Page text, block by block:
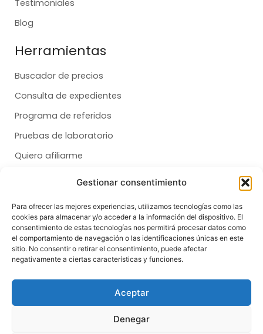
Gestionar consentimiento
Para ofrecer las mejores experiencias, utilizamos tecnologías como las
cookies para almacenar y/o acceder a la información del dispositivo. El
consentimiento de estas tecnologías nos permitirá procesar datos como
el comportamiento de navegación o las identificaciones únicas en este
sitio. No consentir o retirar el consentimiento, puede afectar
negativamente a ciertas características y funciones.
Aceptar
Denegar
Testimoniales
Blog
Herramientas
Buscador de precios
Consulta de expedientes
Programa de referidos
Pruebas de laboratorio
Quiero afiliarme
Dental
Salud
Síganos
c
k
s